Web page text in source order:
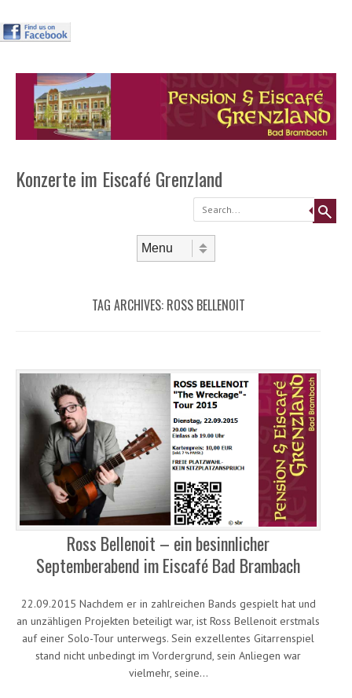
Konzerte im Eiscafé Grenzland
Search
TAG ARCHIVES: ROSS BELLENOIT
Ross Bellenoit – ein besinnlicher
Septemberabend im Eiscafé Bad Brambach
22.09.2015 Nachdem er in zahlreichen Bands gespielt hat und
an unzähligen Projekten beteiligt war, ist Ross Bellenoit erstmals
auf einer Solo-Tour unterwegs. Sein exzellentes Gitarrenspiel
stand nicht unbedingt im Vordergrund, sein Anliegen war
vielmehr, seine…